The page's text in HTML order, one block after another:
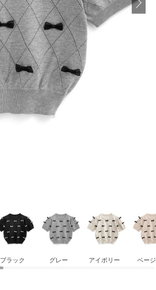
ブラック グレー アイボリー ベー